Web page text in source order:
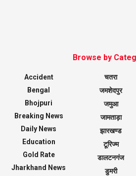
Browse by
Accident
Bengal
Bhojpuri
Breaking News
Daily News
Education
Gold Rate
Jharkhand News
चतरा
जमशेदपुर
जमुआ
जामताड़ा
झारखण्ड
टूरिज्म
डालटनगंज
डुमरी